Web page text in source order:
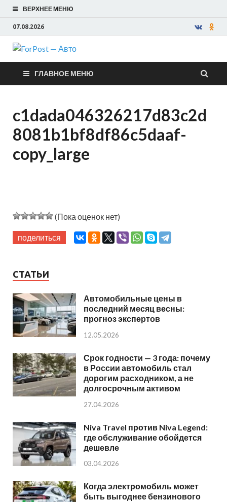
ВЕРХНЕЕ МЕНЮ
07.08.2026
ForPost —
Авто
ГЛАВНОЕ МЕНЮ
c1dada046326217d83c2d
8081b1bf8df86c5daaf-
copy_large
(Пока оценок нет)
поделиться
СТАТЬИ
Автомобильные цены в
последний месяц весны:
прогноз экспертов
12.05.2026
Срок годности — 3 года: почему
в России автомобиль стал
дорогим расходником, а не
долгосрочным активом
27.04.2026
Niva Travel против Niva Legend:
где обслуживание обойдется
дешевле
03.04.2026
Когда электромобиль может
быть выгоднее бензинового